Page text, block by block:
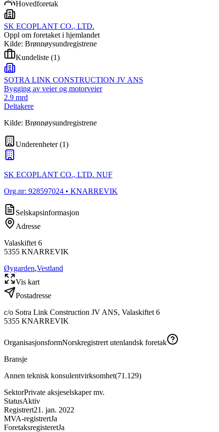
Hovedforetak
SK ECOPLANT CO., LTD.
Oppl om foretaket i hjemlandet
Kilde: Brønnøysundregistrene
Kundeliste (1)
SOTRA LINK CONSTRUCTION JV ANS
Bygging av veier og motorveier
2.9 mrd
Deltakere
Kilde: Brønnøysundregistrene
Underenheter(1)
SK ECOPLANT CO., LTD. NUF
Org.nr: 928597024 • KNARREVIK
Selskapsinformasjon
Adresse
Valaskiftet 6
5355 KNARREVIK
Øygarden,Vestland
Vis kart
Postadresse
c/o Sotra Link Construction JV ANS, Valaskiftet 6
5355 KNARREVIK
OrganisasjonsformNorskregistrert utenlandsk foretak
Bransje
Annen teknisk konsulentvirksomhet(71.129)
SektorPrivate aksjeselskaper mv.
StatusAktiv
Registrert21. jan. 2022
MVA-registrertJa
ForetaksregisteretJa